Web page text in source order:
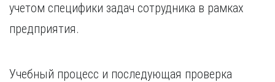
учетом специфики задач сотрудника в рамках
предприятия.
Учебный процесс и последующая проверка